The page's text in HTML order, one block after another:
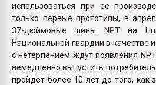
использоваться при ее
только первые прототипы, в
37-дюймовые шины NPT на
Национальной гвардии в качестве
с нетерпением ждут появления
немедленно выпустить
пройдет более 10 лет до того, как